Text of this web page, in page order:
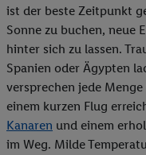
ist der beste Zeitpunkt
Sonne zu buchen, neue
hinter sich zu lassen.
Spanien oder Ägypten
versprechen jede
einem kurzen Flug
Kanaren und einem
im Weg. Milde